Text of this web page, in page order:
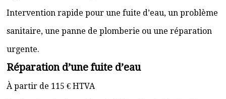
Intervention rapide pour une fuite d’eau, un problème
sanitaire, une panne de plomberie ou une réparation
urgente.
Réparation d’une fuite d’eau
À partir de 115 € HTVA